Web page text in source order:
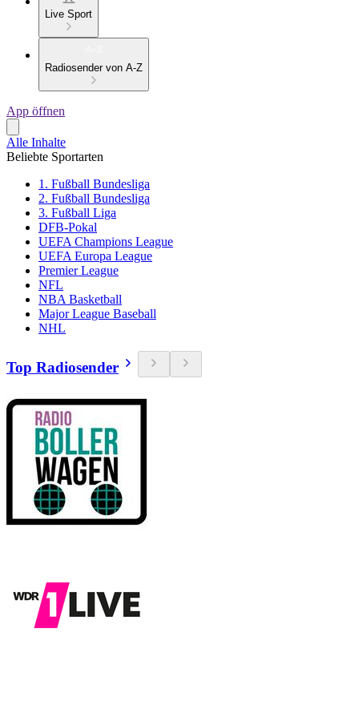
Live Sport
Radiosender von A-Z
App öffnen
Alle Inhalte
Beliebte Sportarten
1. Fußball Bundesliga
2. Fußball Bundesliga
3. Fußball Liga
DFB-Pokal
UEFA Champions League
UEFA Europa League
Premier League
NFL
NBA Basketball
Major League Baseball
NHL
Top Radiosender